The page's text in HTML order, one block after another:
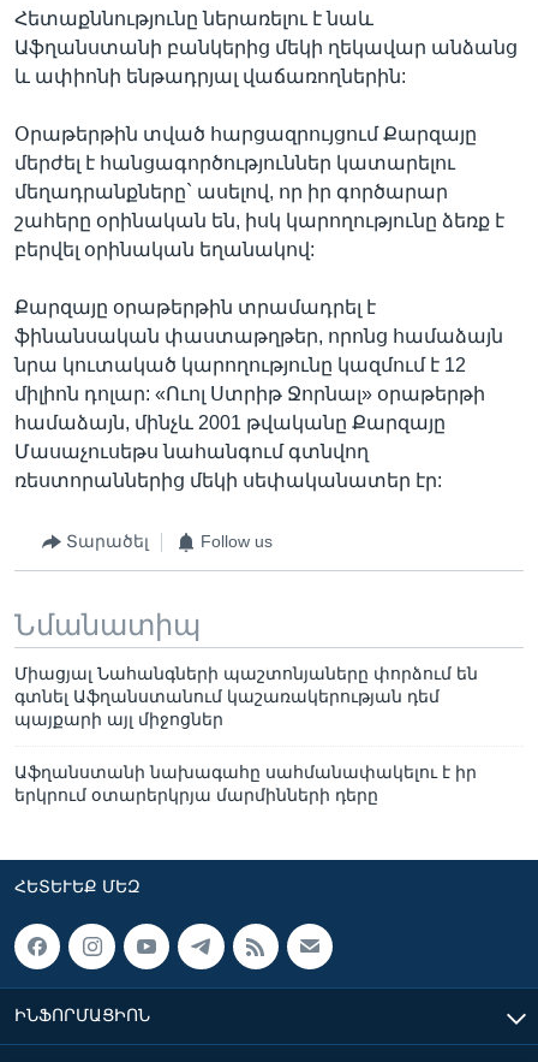
Հետաքննությունը ներառելու է նաև
Աֆղանստանի բանկերից մեկի ղեկավար անձանց
և ափիոնի ենթադրյալ վաճառողներին:
Օրաթերթին տված հարցազրույցում Քարզայը
մերժել է հանցագործություններ կատարելու
մեղադրանքները` ասելով, որ իր գործարար
շահերը օրինական են, իսկ կարողությունը ձեռք է
բերվել օրինական եղանակով:
Քարզայը օրաթերթին տրամադրել է
ֆինանսական փաստաթղթեր, որոնց համաձայն
նրա կուտակած կարողությունը կազմում է 12
միլիոն դոլար: «Ուոլ Ստրիթ Ջորնալ» օրաթերթի
համաձայն, մինչև 2001 թվականը Քարզայը
Մասաչուսեթս նահանգում գտնվող
ռեստորաններից մեկի սեփականատեր էր:
Տարածել Follow us
Նմանատիպ
Միացյալ Նահանգների պաշտոնյաները փորձում են
գտնել Աֆղանստանում կաշառակերության դեմ
պայքարի այլ միջոցներ
Աֆղանստանի նախագահը սահմանափակելու է իր
երկրում օտարերկրյա մարմինների դերը
ՀԵՏԵՒԵՔ ՄԵԶ
ԻՆՖՈՐՄԱՑԻՈՆ